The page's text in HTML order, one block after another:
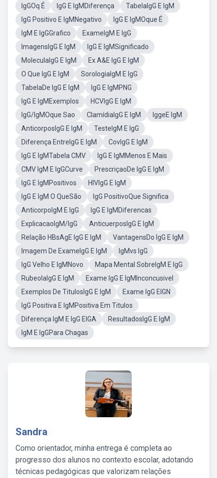
IgGOq É IgG E IgMDiferença
TabelaIgG E IgM
IgG Positivo E IgMNegativo
IgG E IgMOque É
IgM E IgGGrafico
ExameIgM E IgG
ImagensIgG E IgM
IgG E IgMSignificado
MoleculaIgG E IgM
Ex A&E IgG E IgM
O Que IgG E IgM
SorologiaIgM E IgG
TabelaDe IgG E IgM
IgG E IgMPNG
IgG E IgMExemplos
HCVIgG E IgM
IgG/IgMOque Sao
ClamídiaIgG E IgM
IggeE IgM
AnticorposIgG E IgM
TesteIgM E IgG
Diferença EntreIgG E IgM
CovIgG E IgM
IgG E IgMTabela CMV
IgG E IgMMenos E Mais
CMV IgM E IgGCurve
PrescriçaoDe IgG E IgM
IgG E IgMPositivos
HIVIgG E IgM
IgG E IgM O QueSão
IgG PositivoQue Significa
AnticorpoIgM E IgG
IgG E IgMDiferencas
ExplicacaoIgM/IgG
AnticuerposIgG E IgM
Relação HBsAgE IgG E IgM
VantagensDo IgG E IgM
Imagem De ExameIgG E IgM
IgMvs IgG
IgG Velho E IgMNovo
Mapa Mental SobreIgM E IgG
RubeolaIgG E IgM
Exame IgG E IgMInconcusivel
Exemplos De TitulosIgG E IgM
Exame IgG EIGN
IgG Positiva E IgMPositiva Em Titulos
Diferença IgM E IgG EIGA
ResultadosIgG E IgM
IgM E IgGPara Chagas
Sandra
Como orientador, minha entrega é completa ao
progresso dos alunos no contexto escolar, adotando
técnicas pedagógicas que valorizam relações